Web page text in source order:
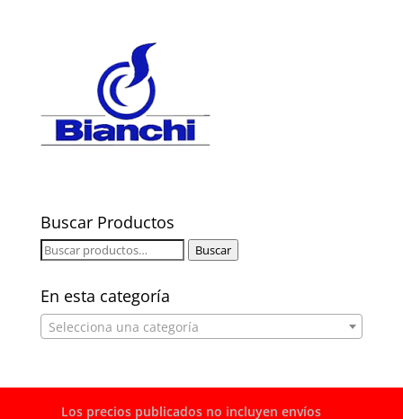
Buscar Productos
Buscar
Buscar
En esta categoría
Selecciona una categoría
Los precios publicados no incluyen envíos